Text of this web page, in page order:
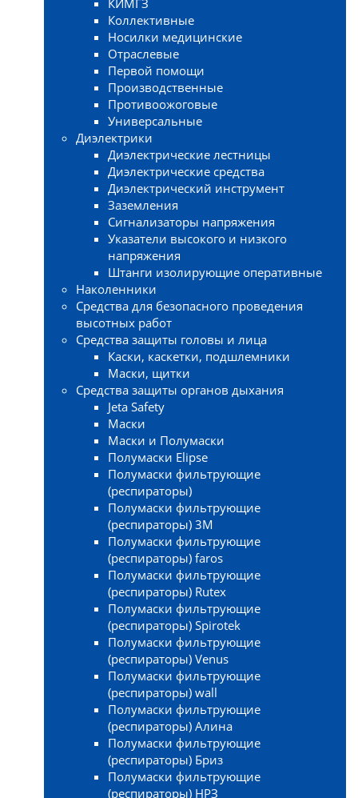
Коллективные
Носилки медицинские
Отраслевые
Первой помощи
Производственные
Противоожоговые
Универсальные
Диэлектрики
Диэлектрические лестницы
Диэлектрические средства
Диэлектрический инструмент
Заземления
Сигнализаторы напряжения
Указатели высокого и низкого
напряжения
Штанги изолирующие оперативные
Наколенники
Средства для безопасного проведения
высотных работ
Средства защиты головы и лица
Каски, каскетки, подшлемники
Маски, щитки
Средства защиты органов дыхания
Jeta Safety
Маски
Маски и Полумаски
Полумаски Elipse
Полумаски фильтрующие
(респираторы)
Полумаски фильтрующие
(респираторы) 3М
Полумаски фильтрующие
(респираторы) faros
Полумаски фильтрующие
(респираторы) Rutex
Полумаски фильтрующие
(респираторы) Spirotek
Полумаски фильтрующие
(респираторы) Venus
Полумаски фильтрующие
(респираторы) wall
Полумаски фильтрующие
(респираторы) Алина
Полумаски фильтрующие
(респираторы) Бриз
Полумаски фильтрующие
(респираторы) НРЗ